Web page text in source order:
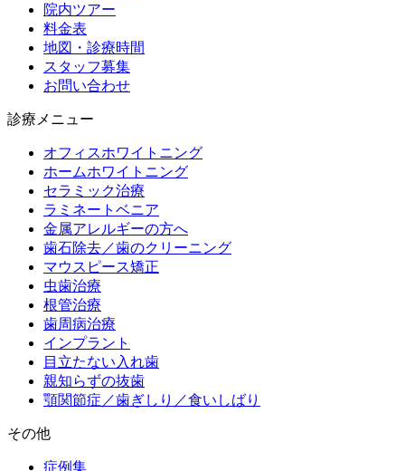
院内ツアー
料金表
地図・診療時間
スタッフ募集
お問い合わせ
診療メニュー
オフィスホワイトニング
ホームホワイトニング
セラミック治療
ラミネートベニア
金属アレルギーの方へ
歯石除去／歯のクリーニング
マウスピース矯正
虫歯治療
根管治療
歯周病治療
インプラント
目立たない入れ歯
親知らずの抜歯
顎関節症／歯ぎしり／食いしばり
その他
症例集